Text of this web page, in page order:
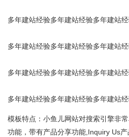
多年建站经验多年建站经验多年建站
多年建站经验多年建站经验多年建站
多年建站经验多年建站经验多年建站
多年建站经验多年建站经验多年建站
模板特点：小鱼儿网站对搜索引擎非
功能，带有产品分享功能,Inquiry Us